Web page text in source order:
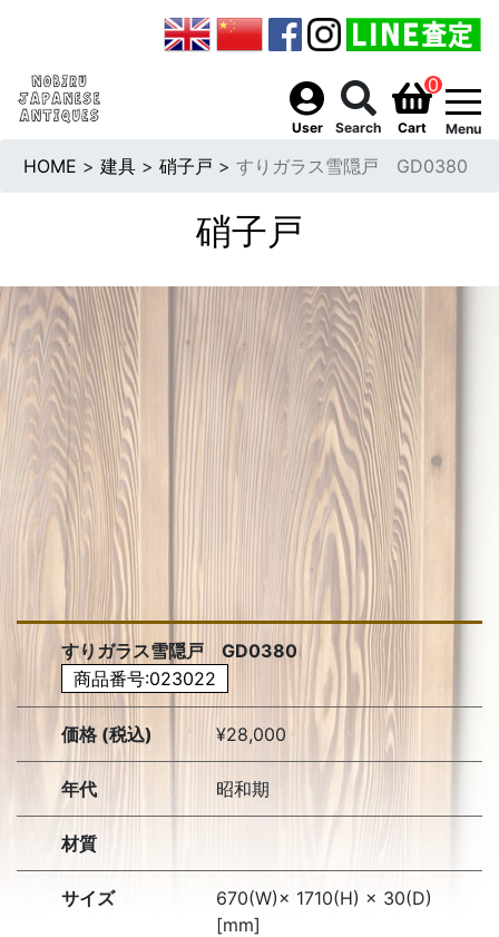
User Search
0
Cart Menu
HOME > 建具 > 硝子戸 > すりガラス雪隠戸 GD0380
硝子戸
すりガラス雪隠戸 GD0380
商品番号:023022
価格 (税込) ¥28,000
年代 昭和期
材質
サイズ
670(W)× 1710(H) × 30(D)
[mm]